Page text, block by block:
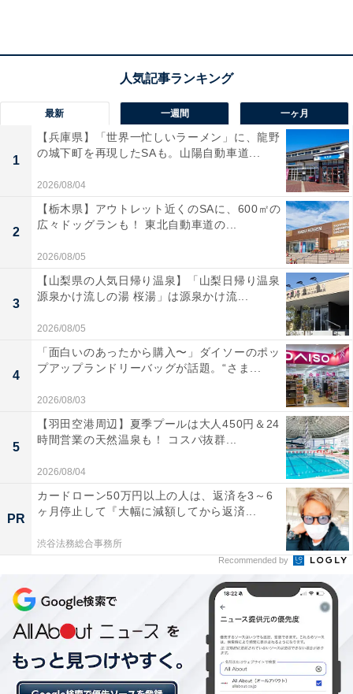
ました」という声があがっています。名湯と美食を洗練
て心身ともにリフレッシュしたい人におすすめの宿で
楽天トラベルの「新春フェア」とは？
楽天トラベルでは、2025年12月22日10:00～2026年1月9
日23:59の期間で「新春フェア」を開催中。国内宿泊が最
大15％オフになるほか、遊び・体験、楽パック（交通＋
宿）、レンタカー、高速バスもお得に予約できます。ク
ーポンはどれも枚数限定なので、気になる人は早めにチ
最新 一週間 一ヶ月
1
【兵庫県】「世界一忙しいラーメン」に、龍野
の城下町を再現したSAも。山陽自動車道...
2026/08/04
2
【栃木県】アウトレット近くのSAに、600㎡の
広々ドッグランも！ 東北自動車道の...
2026/08/05
3
【山梨県の人気日帰り温泉】「山梨日帰り温泉
源泉かけ流しの湯 桜湯」は源泉かけ流...
2026/08/05
4
「面白いのあったから購入〜」ダイソーのポッ
プアップランドリーバッグが話題。“さま...
2026/08/03
5
【羽田空港周辺】夏季プールは大人450円＆24
時間営業の天然温泉も！ コスパ抜群...
2026/08/04
PR
カードローン50万円以上の人は、返済を3～6
ヶ月停止して『大幅に減額してから返済...
渋谷法務総合事務所
Recommended by